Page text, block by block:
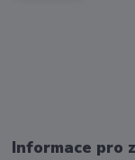
Informace pro